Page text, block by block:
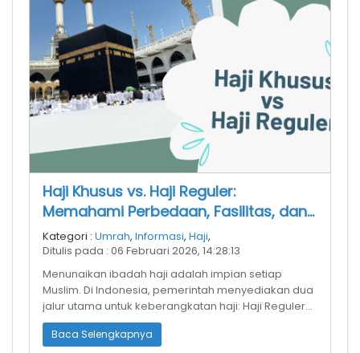
Haji Khusus vs. Haji Reguler:
Memahami Perbedaan, Fasilitas, dan
Waktu Tunggu
Kategori : Umrah, Informasi, Haji,
Ditulis pada : 06 Februari 2026, 14:28:13
Menunaikan ibadah haji adalah impian setiap
Muslim. Di Indonesia, pemerintah menyediakan dua
jalur utama untuk keberangkatan haji: Haji Reguler
dan Haji Khusus. Meski keduanya
Baca Selengkapnya